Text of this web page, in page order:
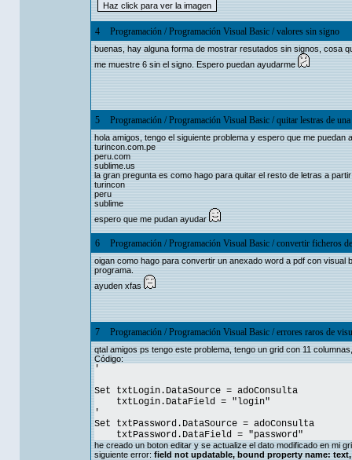
4 Programación/Programación Visual Basic/valores sin signo
buenas, hay alguna forma de mostrar resutados sin signos, cosa
me muestre 6 sin el signo. Espero puedan ayudarme
5 Programación/Programación Visual Basic/quitar lestras de
hola amigos, tengo el siguiente problema y espero que me puedan
turincon.com.pe
peru.com
sublime.us
la gran pregunta es como hago para quitar el resto de letras a
turincon
peru
sublime
espero que me pudan ayudar
6 Programación/Programación Visual Basic/convertir ficheros
oigan como hago para convertir un anexado word a pdf con visual
programa.
ayuden xfas
7 Programación/Programación Visual Basic/errores raros de
qtal amigos ps tengo este problema, tengo un grid con 11
Código:
'
Set txtLogin.DataSource = adoConsulta
txtLogin.DataField = "login"
'
Set txtPassword.DataSource = adoConsulta
txtPassword.DataField = "password"
he creado un boton editar y se actualize el dato modificado en mi
siguiente error: field not updatable, bound property name: